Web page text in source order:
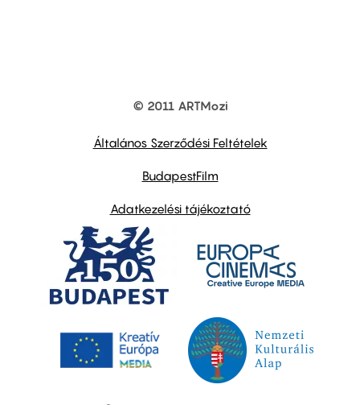
© 2011 ARTMozi
Általános Szerződési Feltételek
BudapestFilm
Adatkezelési tájékoztató